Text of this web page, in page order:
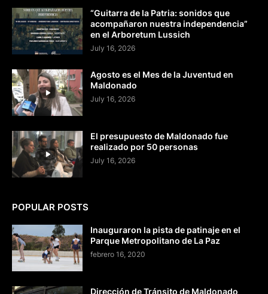
“Guitarra de la Patria: sonidos que
acompañaron nuestra independencia”
en el Arboretum Lussich
July 16, 2026
Agosto es el Mes de la Juventud en
Maldonado
July 16, 2026
El presupuesto de Maldonado fue
realizado por 50 personas
July 16, 2026
POPULAR POSTS
Inauguraron la pista de patinaje en el
Parque Metropolitano de La Paz
febrero 16, 2020
Dirección de Tránsito de Maldonado